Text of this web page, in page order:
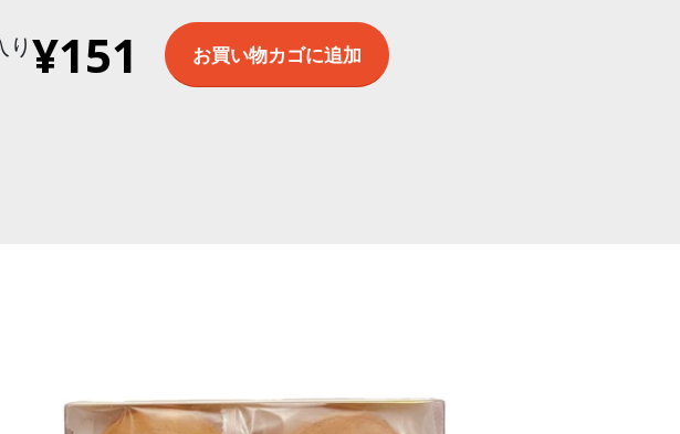
り ¥151 お買い物カゴに追加